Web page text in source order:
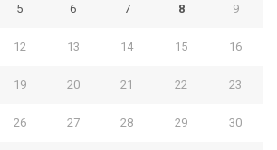
5 6 7 8 9
12 13 14 15 16
19 20 21 22 23
26 27 28 29 30